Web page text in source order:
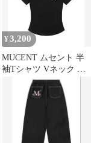
¥ 3,200
MUCENT ムセント 半
袖Tシャツ Vネック ブ
ラック 韓国 ロゴT y2k